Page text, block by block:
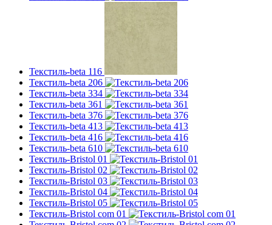
Текстиль-beta 116
Текстиль-beta 206
Текстиль-beta 334
Текстиль-beta 361
Текстиль-beta 376
Текстиль-beta 413
Текстиль-beta 416
Текстиль-beta 610
Текстиль-Bristol 01
Текстиль-Bristol 02
Текстиль-Bristol 03
Текстиль-Bristol 04
Текстиль-Bristol 05
Текстиль-Bristol com 01